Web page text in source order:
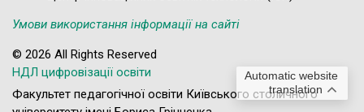
Automatic website
translation
Умови використання інформації на сайті
© 2026 All Rights Reserved
НДЛ цифровізації освіти
Факультет педагогічної освіти Київського столичного